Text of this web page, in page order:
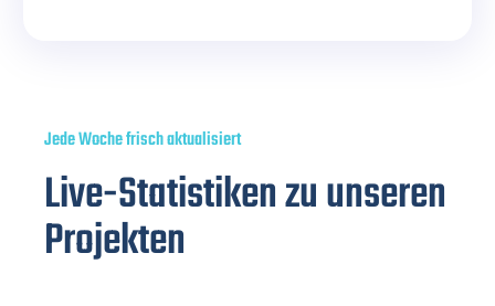
Jede Woche frisch aktualisiert
Live-Statistiken zu unseren
Projekten